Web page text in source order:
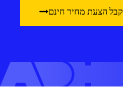
קבל הצעת מחיר חינם